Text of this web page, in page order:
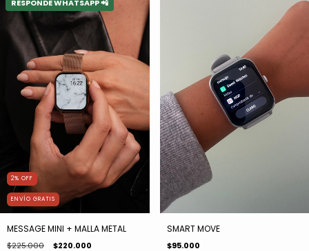
2% OFF
ENVÍO GRATIS
MESSAGE MINI + MALLA METAL
$225.000 $220.000
SMART MOVE
$95.000